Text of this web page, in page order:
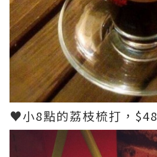
♥小8點的荔枝梳打，$48